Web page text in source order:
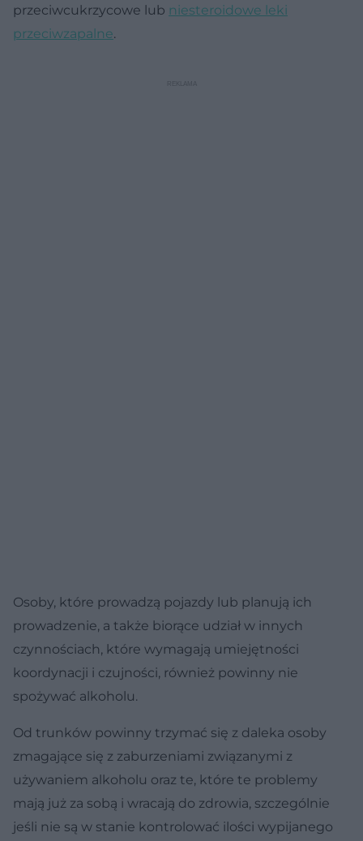
przeciwcukrzycowe lub niesteroidowe leki
przeciwzapalne.
Osoby, które prowadzą pojazdy lub planują ich
prowadzenie, a także biorące udział w innych
czynnościach, które wymagają umiejętności
koordynacji i czujności, również powinny nie
spożywać alkoholu.
Od trunków powinny trzymać się z daleka osoby
zmagające się z zaburzeniami związanymi z
używaniem alkoholu oraz te, które te problemy
mają już za sobą i wracają do zdrowia, szczególnie
jeśli nie są w stanie kontrolować ilości wypijanego